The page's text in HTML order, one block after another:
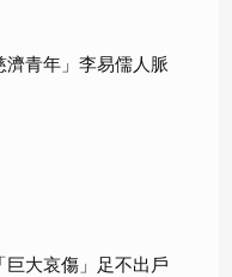
青年」李易儒人脈
大哀傷」足不出戶